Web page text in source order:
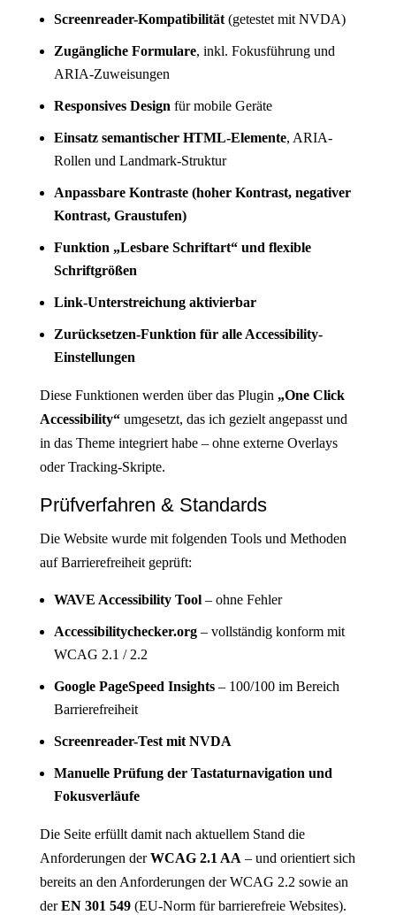
Screenreader-Kompatibilität(getestet mit NVDA)
Zugängliche Formulare, inkl. Fokusführung und
ARIA-Zuweisungen
Responsives Designfür mobile Geräte
Einsatz semantischer HTML-Elemente, ARIA-
Rollen und Landmark-Struktur
Anpassbare Kontraste (hoher Kontrast, negativer
Kontrast, Graustufen)
Funktion „Lesbare Schriftart“ und flexible
Schriftgrößen
Link-Unterstreichung aktivierbar
Zurücksetzen-Funktion für alle Accessibility-
Einstellungen
Diese Funktionen werden über das Plugin „One Click
Accessibility“umgesetzt, das ich gezielt angepasst und
in das Theme integriert habe – ohne externe Overlays
oder Tracking-Skripte.
Prüfverfahren & Standards
Die Website wurde mit folgenden Tools und Methoden
auf Barrierefreiheit geprüft:
WAVE Accessibility Tool– ohne Fehler
Accessibilitychecker.org– vollständig konform mit
WCAG 2.1 / 2.2
Google PageSpeed Insights– 100/100 im Bereich
Barrierefreiheit
Screenreader-Test mit NVDA
Manuelle Prüfung der Tastaturnavigation und
Fokusverläufe
Die Seite erfüllt damit nach aktuellem Stand die
Anforderungen derWCAG 2.1 AA– und orientiert sich
bereits an den Anforderungen der WCAG 2.2 sowie an
derEN 301 549(EU-Norm für barrierefreie Websites).